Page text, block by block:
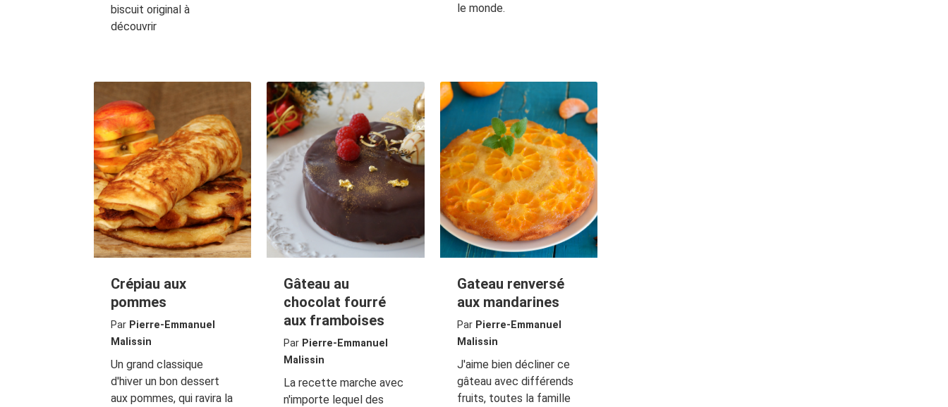
biscuit original à
découvrir
le monde.
Crépiau aux
pommes
Par Pierre-Emmanuel
Malissin
Un grand classique
d'hiver un bon dessert
aux pommes, qui ravira la
Gâteau au
chocolat fourré
aux framboises
Par Pierre-Emmanuel
Malissin
La recette marche avec
n'importe lequel des
Gateau renversé
aux mandarines
Par Pierre-Emmanuel
Malissin
J'aime bien décliner ce
gâteau avec différends
fruits, toutes la famille